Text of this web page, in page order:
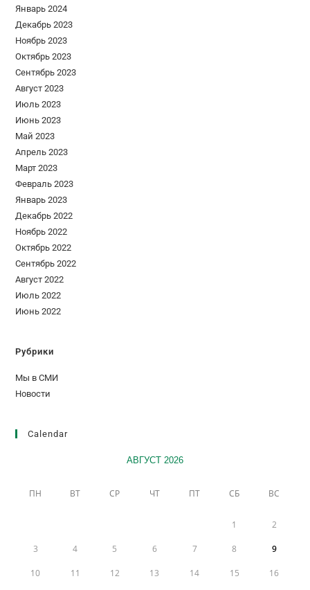
Январь 2024
Декабрь 2023
Ноябрь 2023
Октябрь 2023
Сентябрь 2023
Август 2023
Июль 2023
Июнь 2023
Май 2023
Апрель 2023
Март 2023
Февраль 2023
Январь 2023
Декабрь 2022
Ноябрь 2022
Октябрь 2022
Сентябрь 2022
Август 2022
Июль 2022
Июнь 2022
Рубрики
Мы в СМИ
Новости
Calendar
АВГУСТ 2026
ПН ВТ СР ЧТ ПТ СБ ВС
1 2
3 4 5 6 7 8 9
10 11 12 13 14 15 16